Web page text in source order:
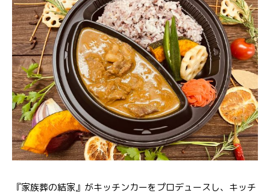
『家族葬の結家』がキッチンカーをプロデュースし、キッチ